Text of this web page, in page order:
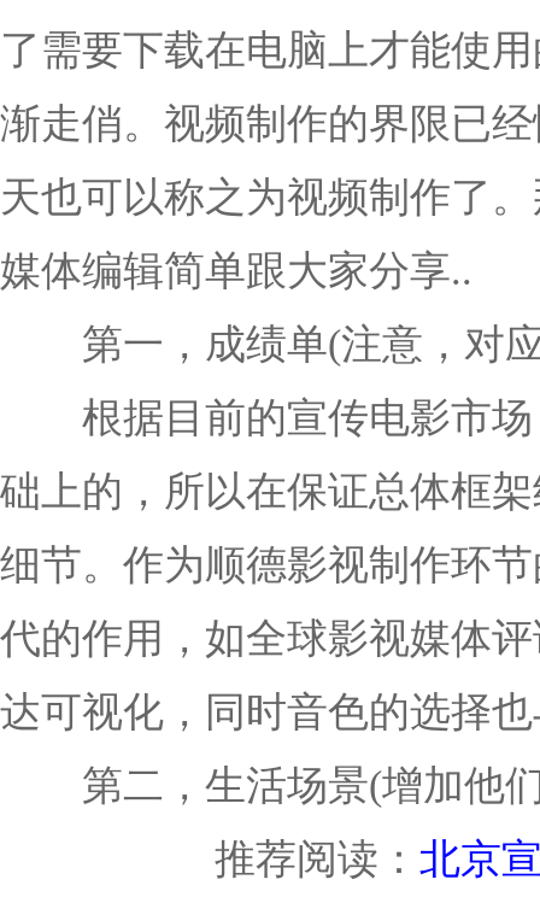
了需要下载在电脑上才能使
渐走俏。视频制作的界限已
天也可以称之为视频制作了
媒体编辑简单跟大家分享..
第一，成绩单(注意，对应
根据目前的宣传电影市场
础上的，所以在保证总体框
细节。作为顺德影视制作环
代的作用，如全球影视媒体
达可视化，同时音色的选择
第二，生活场景(增加他们
推荐阅读： 北京